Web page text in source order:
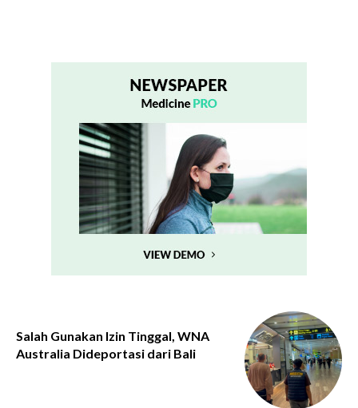
Salah Gunakan Izin Tinggal, WNA
Australia Dideportasi dari Bali